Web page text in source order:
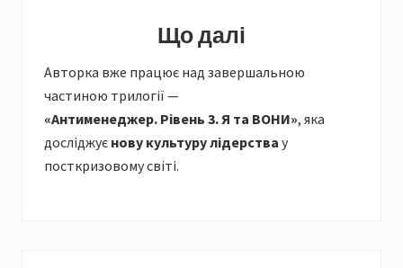
Що далі
Авторка вже працює над завершальною
частиною трилогії —
«Антименеджер. Рівень 3. Я та ВОНИ», яка
досліджує нову культуру лідерства у
посткризовому світі.